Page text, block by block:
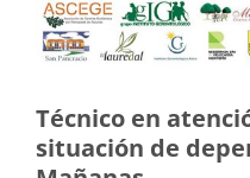
Técnico en
situación de